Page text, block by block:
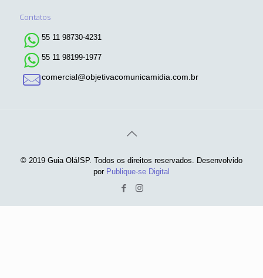
Contatos
55 11 98730-4231
55 11 98199-1977
comercial@objetivacomunicamidia.com.br
© 2019 Guia Olá!SP. Todos os direitos reservados. Desenvolvido
por Publique-se Digital